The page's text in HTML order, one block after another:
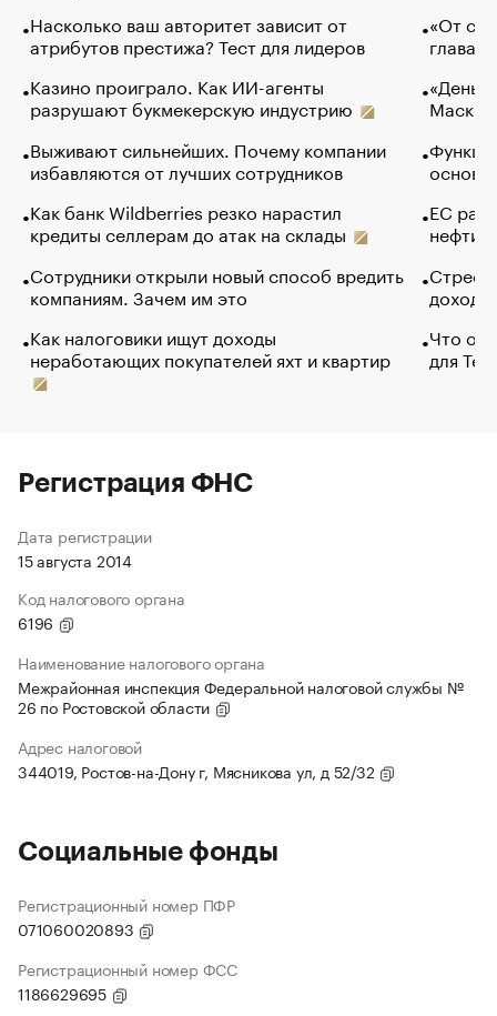
Насколько ваш авторитет зависит от
атрибутов престижа? Тест для лидеров
Казино проиграло. Как ИИ-агенты
разрушают букмекерскую индустрию
Выживают сильнейших. Почему компании
избавляются от лучших сотрудников
Как банк Wildberries резко нарастил
кредиты селлерам до атак на склады
Сотрудники открыли новый способ вредить
компаниям. Зачем им это
Как налоговики ищут доходы
неработающих покупателей яхт и квартир
«От
глава
Маск в
основ
ЕС
нефти
Что
для
Регистрация ФНС
Дата регистрации
15 августа 2014
Код налогового органа
6196
Наименование налогового органа
Межрайонная инспекция Федеральной налоговой службы №
26 по Ростовской области
Адрес налоговой
344019, Ростов-на-Дону г, Мясникова ул, д 52/32
Социальные фонды
Регистрационный номер ПФР
071060020893
Регистрационный номер ФСС
1186629695